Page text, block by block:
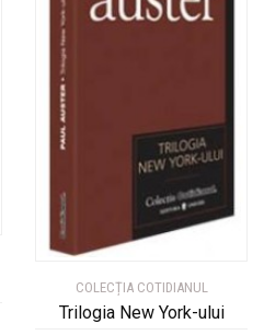
COLECȚIA COTIDIANUL
Trilogia New York-ului